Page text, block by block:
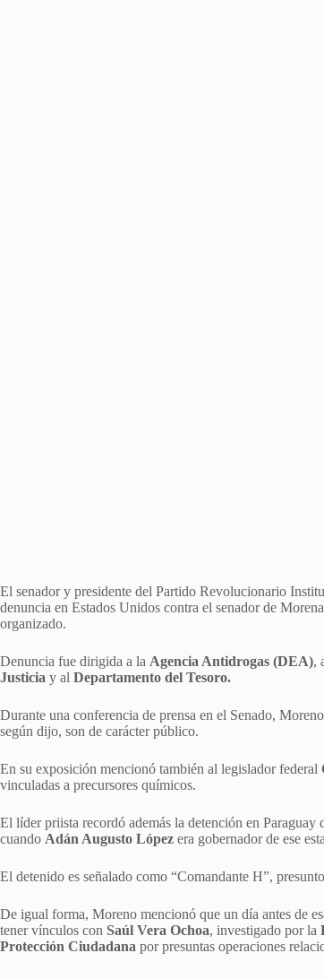
El senador y presidente del Partido Revolucionario
denuncia en Estados Unidos contra el senador de
organizado.
Denuncia fue dirigida a la Agencia Antidrogas (DEA),
Justicia y al Departamento del Tesoro.
Durante una conferencia de prensa en el Senado,
según dijo, son de carácter público.
En su exposición mencionó también al legislador federal
vinculadas a precursores químicos.
El líder priista recordó además la detención en Paraguay
cuando Adán Augusto López era gobernador de ese
El detenido es señalado como “Comandante H”,
De igual forma, Moreno mencionó que un día antes de
tener vínculos con Saúl Vera Ochoa, investigado por la
Protección Ciudadana por presuntas operaciones